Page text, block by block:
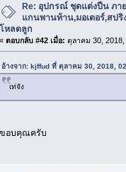
Re: อุปกรณ์ ชุดแต่งปืน ภา
แกนพานท้าน,มอเตอร์,สปริ
โหลดลูก
« ตอบกลับ #42 เมื่อ: ตุลาคม 30, 2018,
อ้างจาก: kjffud ที่ ตุลาคม 30, 2018,
เท่จัง
ขอบคุณครับ